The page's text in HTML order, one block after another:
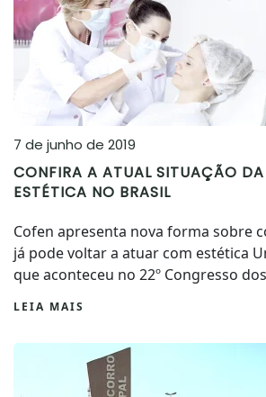
7 de junho de 2019
CONFIRA A ATUAL SITUAÇÃO
ESTÉTICA NO BRASIL
Cofen apresenta nova forma sobre
já pode voltar a atuar com estética
que aconteceu no 22º Congresso
LEIA MAIS